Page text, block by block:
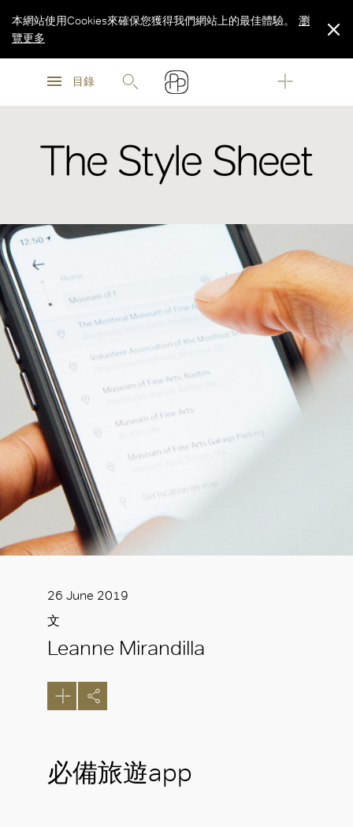
瀏
目錄
本網站使用Cookies來確保您獲得我們網站上的最佳體驗。
瀏
覽更多
The Style Sheet
26 June 2019
文
Leanne Mirandilla
必備旅遊app